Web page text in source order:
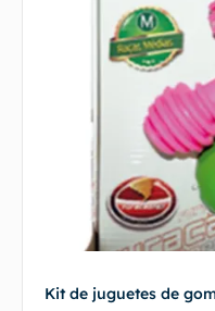
Kit de juguetes de